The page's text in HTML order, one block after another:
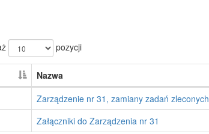
pozycji
Nazwa
Zarządzenie nr 31, zamiany zadań zleconych
Załączniki do Zarządzenia nr 31